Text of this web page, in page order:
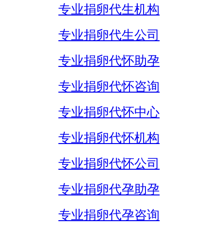
专业捐卵代生机构
专业捐卵代生公司
专业捐卵代怀助孕
专业捐卵代怀咨询
专业捐卵代怀中心
专业捐卵代怀机构
专业捐卵代怀公司
专业捐卵代孕助孕
专业捐卵代孕咨询